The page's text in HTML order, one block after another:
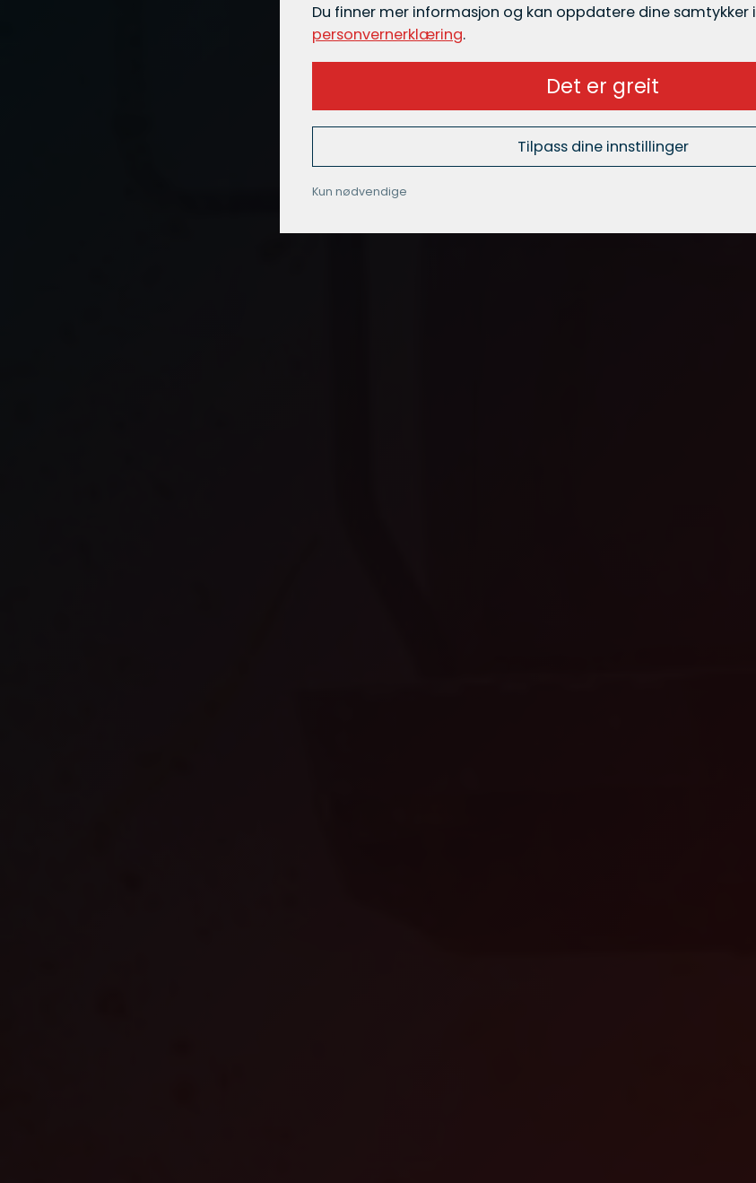
Du finner mer informasjon og kan oppdatere dine samtykker i
personvernerklæring.
Det er greit
Tilpass dine innstillinger
Kun nødvendige